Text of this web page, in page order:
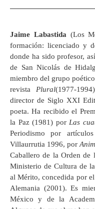
Jaime Labastida(Los
formación: licenciado y
donde ha sido profesor,
de San Nicolás de
miembro del grupo
revistaPlural(1977-
director de Siglo XXI
poeta. Ha recibido el
la Paz (1981) por Las
Periodismo por
Villaurrutia 1996, por
Caballero de la Orden de
Ministerio de Cultura de
al Mérito, concedida por
Alemania (2001). Es
México y de la